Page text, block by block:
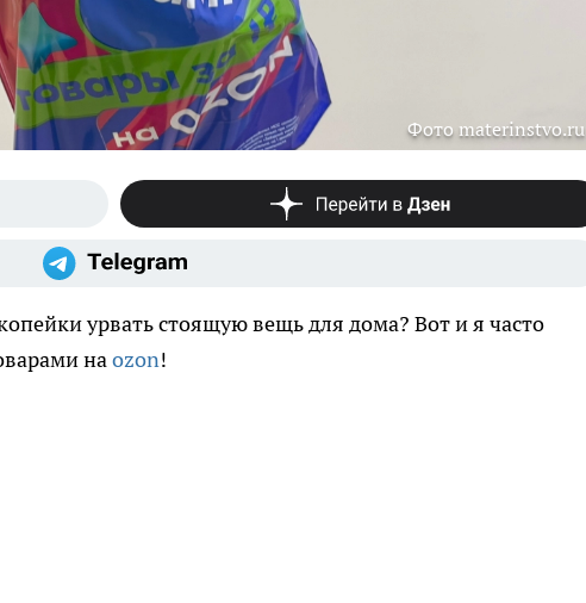
Фото materinstvo.ru
урвать стоящую вещь для дома? Вот и я часто
наozon!